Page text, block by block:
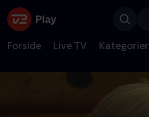
Forside Live TV Kategorier